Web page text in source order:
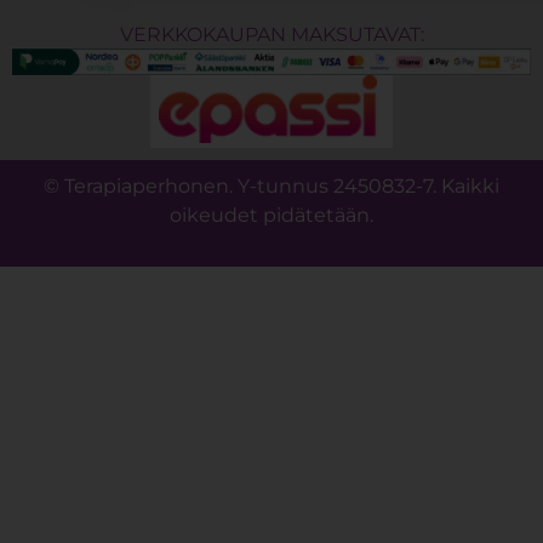
VERKKOKAUPAN MAKSUTAVAT:
© Terapiaperhonen. Y-tunnus 2450832-7. Kaikki
oikeudet pidätetään.